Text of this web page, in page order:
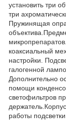
установить три
три
Пружинящая
коаксиальный
настройки.
галогенной
Дополнительно
помощи
светофильтров
работы